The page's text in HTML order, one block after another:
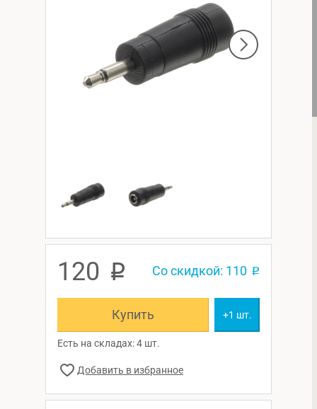
120 p Со скидкой: 110 p
Купить +1 шт.
Есть на складах: 4 шт.